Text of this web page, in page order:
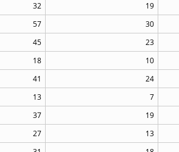
32 19
57 30
45 23
18 10
41 24
13 7
37 19
27 13